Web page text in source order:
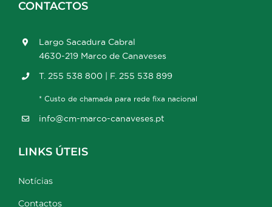
CONTACTOS
Largo Sacadura Cabral
4630-219 Marco de Canaveses
T. 255 538 800 | F. 255 538 899
* Custo de chamada para rede fixa nacional
info@cm-marco-canaveses.pt
LINKS ÚTEIS
Notícias
Contactos